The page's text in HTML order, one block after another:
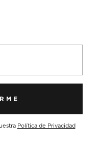
Política de Privacidad